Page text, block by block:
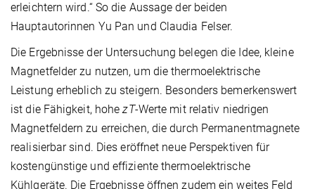
erleichtern wird.“ So die Aussage der beiden
Hauptautorinnen Yu Pan und Claudia Felser.
Die Ergebnisse der Untersuchung belegen die Idee, kleine
Magnetfelder zu nutzen, um die thermoelektrische
Leistung erheblich zu steigern. Besonders bemerkenswert
ist die Fähigkeit, hohezT-Werte mit relativ niedrigen
Magnetfeldern zu erreichen, die durch Permanentmagnete
realisierbar sind. Dies eröffnet neue Perspektiven für
kostengünstige und effiziente thermoelektrische
Kühlgeräte. Die Ergebnisse öffnen zudem ein weites Feld